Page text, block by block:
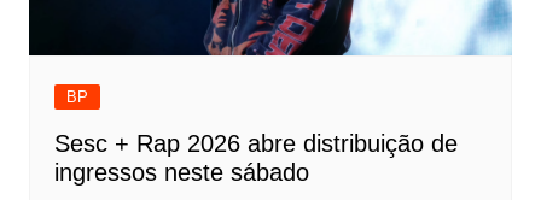
BP
Sesc + Rap 2026 abre distribuição de
ingressos neste sábado